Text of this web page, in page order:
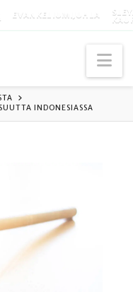
EVANKELIUMIJUHLA
INDONESIASSA